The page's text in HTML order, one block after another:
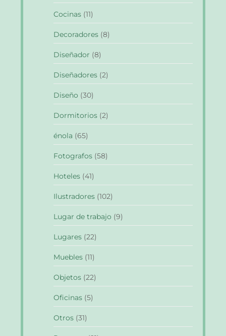
Cocinas (11)
Decoradores (8)
Diseñador (8)
Diseñadores (2)
Diseño (30)
Dormitorios (2)
énola (65)
Fotografos (58)
Hoteles (41)
Ilustradores (102)
Lugar de trabajo (9)
Lugares (22)
Muebles (11)
Objetos (22)
Oficinas (5)
Otros (31)